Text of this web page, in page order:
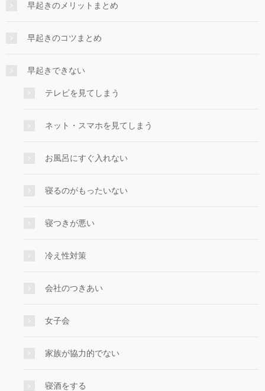
早起きのメリットまとめ
早起きのコツまとめ
早起きできない
テレビを見てしまう
ネット・スマホを見てしまう
お風呂にすぐ入れない
寝るのがもったいない
寝つきが悪い
冷え性対策
会社のつきあい
女子会
家族が協力的でない
寝酒をする